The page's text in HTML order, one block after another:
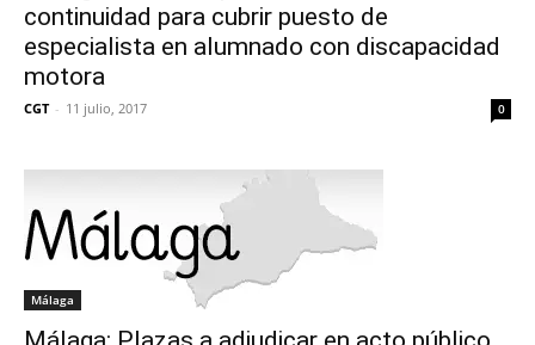
continuidad para cubrir puesto de
especialista en alumnado con discapacidad
motora
CGT - 11 julio, 2017 0
Málaga